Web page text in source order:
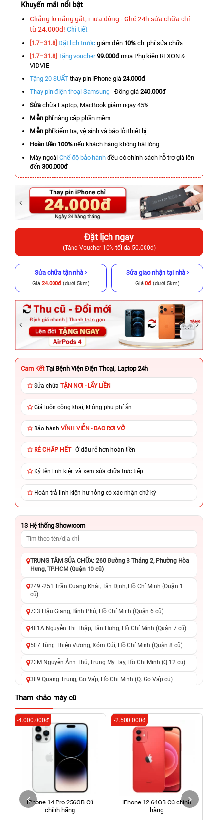
Khuyến mãi nổi bật
Chẳng lo nắng gắt, mưa dông - Ghé 24h sửa chữa chỉ
từ 24.000đ! Chi tiết
[1.7–31.8] Đặt lịch trước giảm đến 10% chi phí sửa chữa
[1.7–31.8] Tặng voucher 99.000đmua Phụ kiện REXON &
VIDVIE
Tặng 20 SUẤT thay pin iPhone giá 24.000đ
Thay pin điện thoại Samsung - Đồng giá 240.000đ
Sửa chữa Laptop, MacBook giảm ngay 45%
Miễn phínâng cấp phần mềm
Miễn phíkiểm tra, vệ sinh và báo lỗi thiết bị
Hoàn tiền 100% nếu khách hàng không hài lòng
Máy ngoài Chế độ bảo hành đều có chính sách hỗ trợ giá lên
đến 300.000đ
Đặt lịch ngay
(Tặng Voucher 10% tối đa 50.000đ)
Sửa chữa tận nhà
Giá 24.000đ(dưới 5km)
Sửa giao nhận tại nhà
Giá 0đ (dưới 5km)
Cam Kết Tại Bệnh Viện Điện Thoại, Laptop 24h
Sửa chữa TẬN NƠI - LẤY LIỀN
Giá luôn công khai, không phụ phí ẩn
Bảo hành VĨNH VIỄN - BAO RƠI VỠ
RẺ CHẤP HẾT- Ở đâu rẻ hơn hoàn tiền
Ký tên linh kiện và xem sửa chữa trực tiếp
Hoàn trả linh kiện hư hỏng có xác nhận chữ ký
13 Hệ thống Showroom
TRUNG TÂM SỬA CHỮA: 260 Đường 3 Tháng 2, Phường Hòa
Hưng, TP.HCM (Quận 10 cũ)
249 -251 Trần Quang Khải, Tân Định, Hồ Chí Minh (Quận 1
cũ)
733 Hậu Giang, Bình Phú, Hồ Chí Minh (Quận 6 cũ)
481A Nguyễn Thị Thập, Tân Hưng, Hồ Chí Minh (Quận 7 cũ)
507 Tùng Thiện Vương, Xóm Củi, Hồ Chí Minh (Quận 8 cũ)
23M Nguyễn Ảnh Thủ, Trung Mỹ Tây, Hồ Chí Minh (Q.12 cũ)
389 Quang Trung, Gò Vấp, Hồ Chí Minh (Q. Gò Vấp cũ)
625 - 625A Âu Cơ, Tân Phú, Hồ Chí Minh (Quận Tân Phú cũ)
326 Lê Văn Việt, Tăng Nhơn Phú, Hồ Chí Minh (Q.9 TP. Thủ
Đức cũ)
256 Võ Văn Ngân, Thủ Đức, Hồ Chí Minh (Bình Thọ, TP. Thủ
70 Nguyễn An Ninh, Dĩ An, Hồ Chí Minh (Bình Dương Cũ)
24h Vũng Tàu: 162A Ba Cu, Vũng Tàu, Hồ Chí Minh (TP. Vũng
Tàu cũ)
198 Hoàng Văn Thụ, Tân Sơn Nhất, Hồ Chí Minh (Tân Bình
Tham khảo máy cũ
iPhone 14 Pro 256GB Cũ
chính hãng
-4.000.000đ
iPhone 12 64GB Cũ chính
hãng
-2.500.000đ